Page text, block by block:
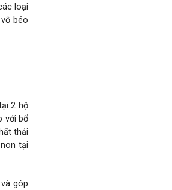
loại
béo
2 hộ
với bổ
thải
tại
góp